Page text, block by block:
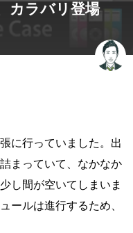
カラバリ登場
に行っていました。出
まっていて、なかなか
し間が空いてしまいま
ールは進行するため、